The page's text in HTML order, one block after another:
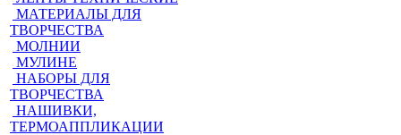
МАТЕРИАЛЫ ДЛЯ
ТВОРЧЕСТВА
МОЛНИИ
МУЛИНЕ
НАБОРЫ ДЛЯ
ТВОРЧЕСТВА
НАШИВКИ,
ТЕРМОАППЛИКАЦИИ